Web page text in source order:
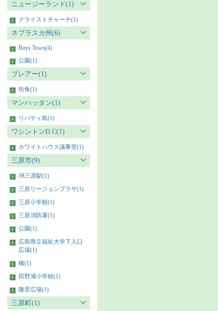
ニュージーランド(1)
クライストチャーチ(1)
ネブラスカ州(6)
Boys Town(4)
公園(1)
ブレアー(1)
街角(1)
マンハッタン(1)
リバティ島(1)
ワシントンD.C(1)
ホワイトハウス議事堂(1)
三原市(9)
JR三原駅(1)
三原リージョンプラザ(1)
三原小学校(1)
三原消防署(1)
公園(1)
広島県立福祉大学下入口
広場(1)
橋(1)
田野浦小学校(1)
隆景広場(1)
三原町(1)